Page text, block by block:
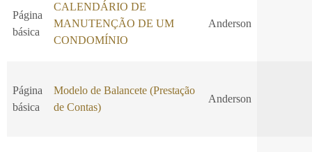
Página
básica
CALENDÁRIO DE
MANUTENÇÃO DE UM
CONDOMÍNIO
Anderson
Página
básica
Modelo de Balancete (Prestação
de Contas)
Anderson